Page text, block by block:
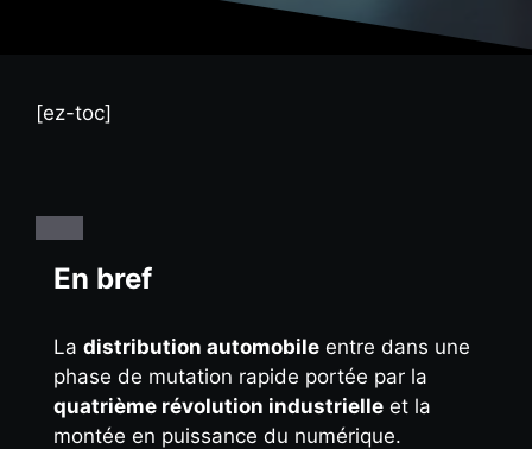
[ez-toc]
En bref
La distribution automobile entre dans une
phase de mutation rapide portée par la
quatrième révolution industrielle et la
montée en puissance du numérique.